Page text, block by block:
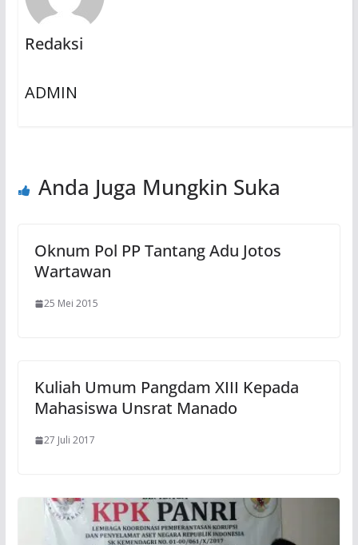
Redaksi
ADMIN
Anda Juga Mungkin Suka
Oknum Pol PP Tantang Adu Jotos
Wartawan
25 Mei 2015
Kuliah Umum Pangdam XIII Kepada
Mahasiswa Unsrat Manado
27 Juli 2017